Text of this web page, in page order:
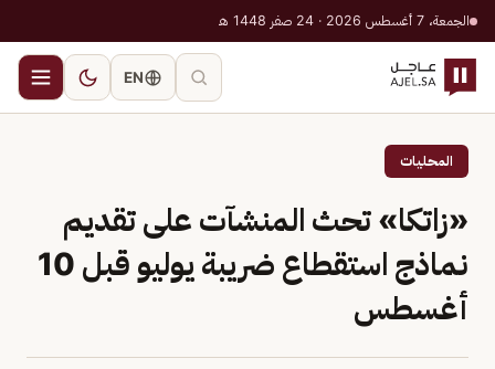
الجمعة، 7 أغسطس 2026 · 24 صفر 1448 هـ
EN
المحليات
«زاتكا» تحث المنشآت على تقديم
نماذج استقطاع ضريبة يوليو قبل 10
أغسطس